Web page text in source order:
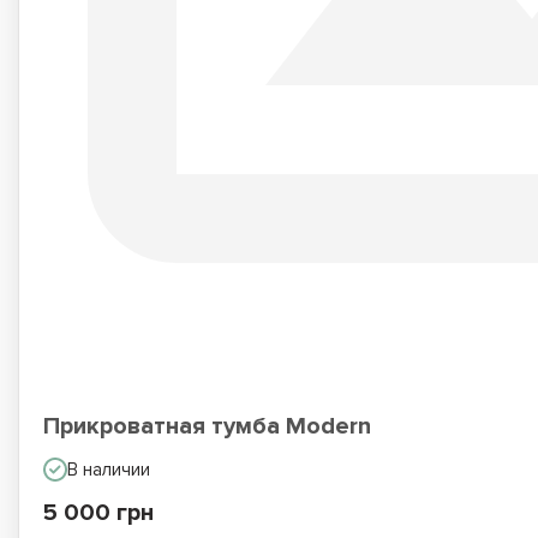
Прикроватная тумба Modern
В наличии
5 000 грн